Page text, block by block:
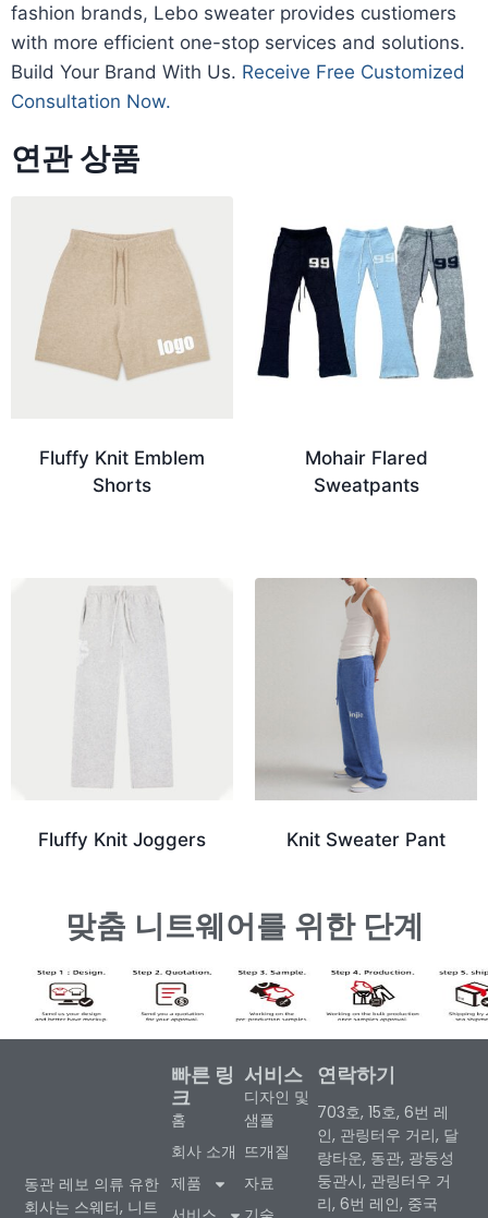
fashion brands, Lebo sweater provides custiomers
with more efficient one-stop services and solutions.
Build Your Brand With Us. Receive Free Customized
Consultation Now.
연관 상품
Fluffy Knit Emblem
Shorts
Mohair Flared
Sweatpants
Fluffy Knit Joggers Knit Sweater Pant
맞춤 니트웨어를 위한 단계
동관 레보 의류 유한
회사는 스웨터, 니트
서비스
디자인 및
샘플
뜨개질
자료
빠른 링
크
홈
회사 소개
제품
연락하기
703호, 15호, 6번 레
인, 관링터우 거리, 달
랑타운, 동관, 광둥성
둥관시, 관링터우 거
리, 6번 레인, 중국